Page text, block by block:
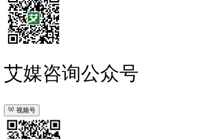
艾媒咨询公众号
视频号